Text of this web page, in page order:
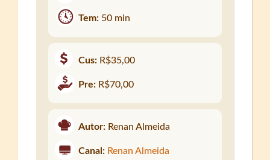
Tem: 50 min
Cus: R$35,00
Pre: R$70,00
Autor: Renan Almeida
Canal: Renan Almeida